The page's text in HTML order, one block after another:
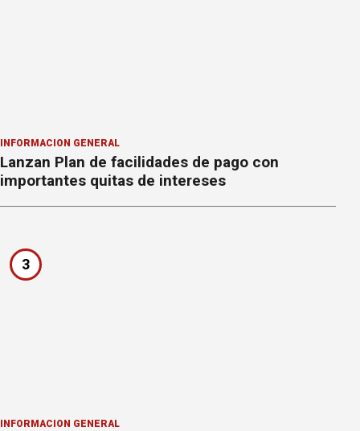
INFORMACION GENERAL
Lanzan Plan de facilidades de pago con
importantes quitas de intereses
3
INFORMACION GENERAL